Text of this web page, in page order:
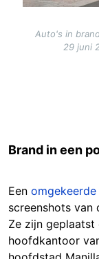
Auto's in
29 juni
Brand in een
Een
screenshots
Ze zijn geplaatst
hoofdkantoor